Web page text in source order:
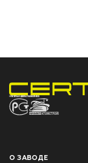
НПП «СПЕКТР» ЗАВОД ЛАКОКРАСОЧНЫХ МАТЕРИАЛОВ
О ЗАВОДЕ